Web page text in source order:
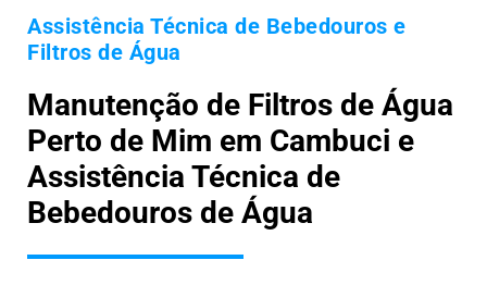
Assistência Técnica de Bebedouros e
Filtros de Água
Manutenção de Filtros de Água
Perto de Mim em Cambuci e
Assistência Técnica de
Bebedouros de Água